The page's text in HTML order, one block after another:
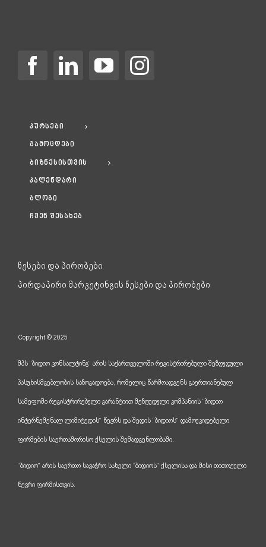
კურსები
გამოცდები
ბიზნესისთვის
კალენდარი
ბლოგი
ჩვენ შესახებ
წესები და პირობები
პირდაპირი მარკეტინგის წესები და პირობები
Copyright © 2025
შპს “ბიდიო კონსალტინგ” არის საქართველოში რეგისტრირებული შეზღუდული
პასუხისმგებლობის საზოგადოება, რომელიც წარმოადგენს გაერთიანებულ
სამეფოში რეგისტრირებული გარანტიით შეზღუდული კომპანიის “ბიდიო
ინტერნეშენალ ლიმიტედის” წევრს და შედის “ბიდიოს” დამოუკიდებელი
ფირმების საერთაშორისო ქსელის შემადგენლობაში.
“ბიდიო” არის საერთო სავაჭრო სახელი “ბიდიოს” ქსელისა და მისი თითოეული
წევრი ფირმისთვის.